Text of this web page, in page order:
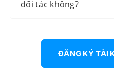
đối tác không?
ĐĂNG KÝ TÀI